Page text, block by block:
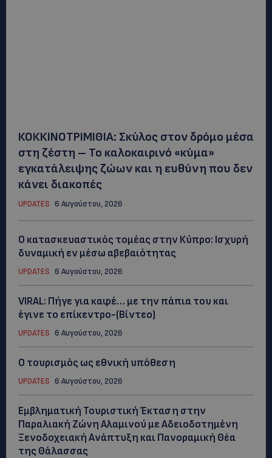
ΚΟΚΚΙΝΟΤΡΙΜΙΘΙΑ: Σκύλος στον δρόμο μέσα
στη ζέστη – Το καλοκαιρινό «κύμα»
εγκατάλειψης ζώων και η ευθύνη που δεν
κάνει διακοπές
UPDATES 6 Αυγούστου, 2026
Ο κατασκευαστικός τομέας στην Κύπρο: Ισχυρή
δυναμική εν μέσω αβεβαιότητας
UPDATES 6 Αυγούστου, 2026
VIRAL: Πήγε για καφέ… με την πάπια του και
έγινε το επίκεντρο-(Βίντεο)
UPDATES 6 Αυγούστου, 2026
Ο τουρισμός ως εθνική υπόθεση
UPDATES 6 Αυγούστου, 2026
Εμβληματική Τουριστική Έκταση στην
Παραλιακή Ζώνη Αλαμινού με Αδειοδοτημένη
Ξενοδοχειακή Ανάπτυξη και Πανοραμική Θέα
της Θάλασσας